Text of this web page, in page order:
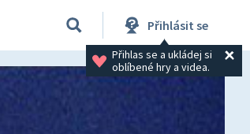
Přihlásit se
Přihlas se a ukládej si
oblíbené hry a videa.